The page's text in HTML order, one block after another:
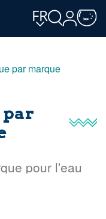
FR
par marque
par
pour l'eau